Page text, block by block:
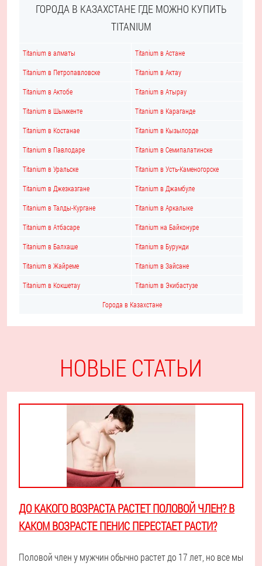
ГОРОДА В КАЗАХСТАНЕ ГДЕ МОЖНО КУПИТЬ
TITANIUM
Titanium в алматы Titanium в Астане
Titanium в Петропавловске Titanium в Актау
Titanium в Актобе Titanium в Атырау
Titanium в Шымкенте Titanium в Караганде
Titanium в Костанае Titanium в Кызылорде
Titanium в Павлодаре Titanium в Семипалатинске
Titanium в Уральске Titanium в Усть-Каменогорске
Titanium в Джезказгане Titanium в Джамбуле
Titanium в Талды-Кургане Titanium в Аркалыке
Titanium в Атбасаре Titanium на Байконуре
Titanium в Балхаше Titanium в Бурунди
Titanium в Жайреме Titanium в Зайсане
Titanium в Кокшетау Titanium в Экибастузе
Города в Казахстане
НОВЫЕ СТАТЬИ
ДО КАКОГО ВОЗРАСТА РАСТЕТ ПОЛОВОЙ ЧЛЕН? В
КАКОМ ВОЗРАСТЕ ПЕНИС ПЕРЕСТАЕТ РАСТИ?
Половой член у мужчин обычно растет до 17 лет, но все мы